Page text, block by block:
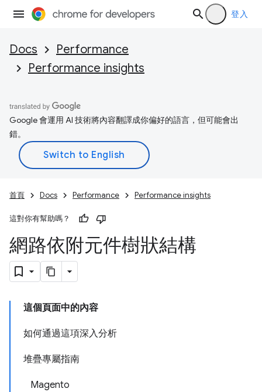
登入
Docs
Performance
Performance insights
Google 會運用 AI 技術將內容翻譯成你偏好的語言，但可能會出
錯。
首頁 Docs Performance Performance insights
這對你有幫助嗎？
網路依附元件樹狀結構
這個頁面中的內容
如何通過這項深入分析
堆疊專屬指南
Magento